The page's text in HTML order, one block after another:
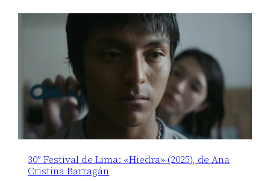
30° Festival de Lima: «Hiedra» (2025), de Ana
Cristina Barragán